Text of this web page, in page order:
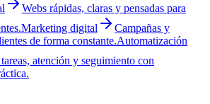
Webs rápidas, claras y pensadas para
Marketing digital
Campañas y
de forma constante.Automatización
atención y seguimiento con